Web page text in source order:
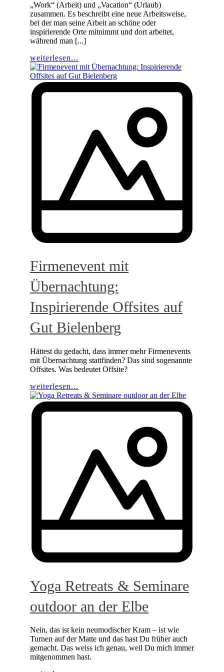
„Work“ (Arbeit) und „Vacation“ (Urlaub)
zusammen. Es beschreibt eine neue Arbeitsweise,
bei der man seine Arbeit an schöne oder
inspirierende Orte mitnimmt und dort arbeitet,
während man [...]
weiterlesen...
Firmenevent mit
Übernachtung:
Inspirierende Offsites auf
Gut Bielenberg
Hättest du gedacht, dass immer mehr Firmenevents
mit Übernachtung stattfinden? Das sind sogenannte
Offsites. Was bedeutet Offsite?
weiterlesen...
Yoga Retreats & Seminare
outdoor an der Elbe
Nein, das ist kein neumodischer Kram – ist wie
Turnen auf der Matte und das hast Du früher auch
gemacht. Das weiss ich genau, weil Du mich immer
mitgenommen hast.